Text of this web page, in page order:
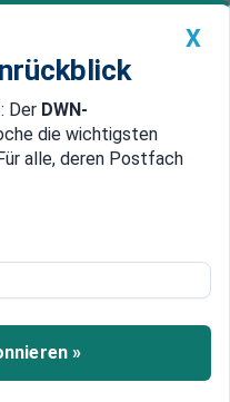
Geldanlage Premium
China
Bürger
Geschichte der
Überwachung
X
Der DWN-
die wichtigsten
alle, deren Postfach
»